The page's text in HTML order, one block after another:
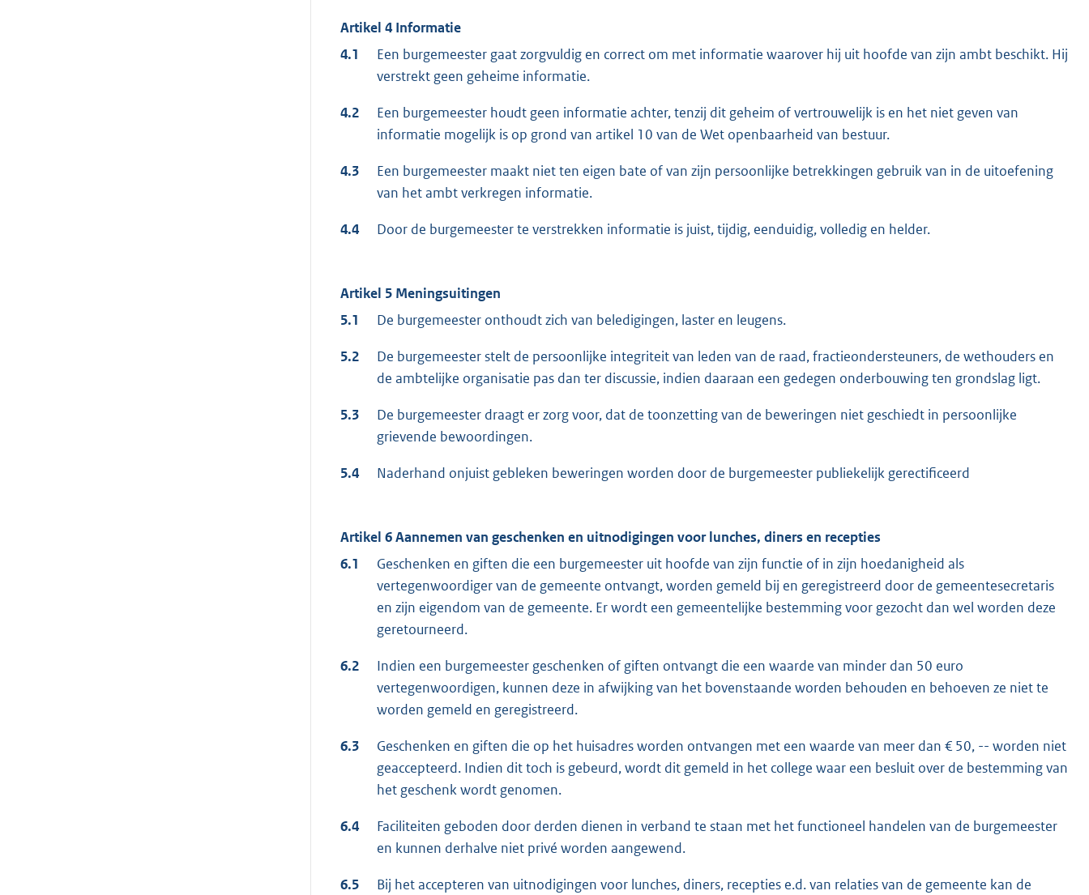
Artikel 4 Informatie
4.1
Een burgemeester gaat zorgvuldig en correct om met informatie waarover hij uit hoofde van zijn ambt beschikt. Hij
verstrekt geen geheime informatie.
4.2
Een burgemeester houdt geen informatie achter, tenzij dit geheim of vertrouwelijk is en het niet geven van
informatie mogelijk is op grond van artikel 10 van de Wet openbaarheid van bestuur.
4.3
Een burgemeester maakt niet ten eigen bate of van zijn persoonlijke betrekkingen gebruik van in de uitoefening
van het ambt verkregen informatie.
4.4 Door de burgemeester te verstrekken informatie is juist, tijdig, eenduidig, volledig en helder.
Artikel 5 Meningsuitingen
5.1
De burgemeester onthoudt zich van beledigingen, laster en leugens.
5.2
De burgemeester stelt de persoonlijke integriteit van leden van de raad, fractieondersteuners, de wethouders en
de ambtelijke organisatie pas dan ter discussie, indien daaraan een gedegen onderbouwing ten grondslag ligt.
5.3
De burgemeester draagt er zorg voor, dat de toonzetting van de beweringen niet geschiedt in persoonlijke
grievende bewoordingen.
5.4 Naderhand onjuist gebleken beweringen worden door de burgemeester publiekelijk gerectificeerd
Artikel 6 Aannemen van geschenken en uitnodigingen voor lunches, diners en recepties
6.1
Geschenken en giften die een burgemeester uit hoofde van zijn functie of in zijn hoedanigheid als
vertegenwoordiger van de gemeente ontvangt, worden gemeld bij en geregistreerd door de gemeentesecretaris
en zijn eigendom van de gemeente. Er wordt een gemeentelijke bestemming voor gezocht dan wel worden deze
geretourneerd.
6.2
Indien een burgemeester geschenken of giften ontvangt die een waarde van minder dan 50 euro
vertegenwoordigen, kunnen deze in afwijking van het bovenstaande worden behouden en behoeven ze niet te
worden gemeld en geregistreerd.
6.3
Geschenken en giften die op het huisadres worden ontvangen met een waarde van meer dan € 50, -- worden niet
geaccepteerd. Indien dit toch is gebeurd, wordt dit gemeld in het college waar een besluit over de bestemming van
het geschenk wordt genomen.
6.4
Faciliteiten geboden door derden dienen in verband te staan met het functioneel handelen van de burgemeester
en kunnen derhalve niet privé worden aangewend.
6.5 Bij het accepteren van uitnodigingen voor lunches, diners, recepties e.d. van relaties van de gemeente kan de